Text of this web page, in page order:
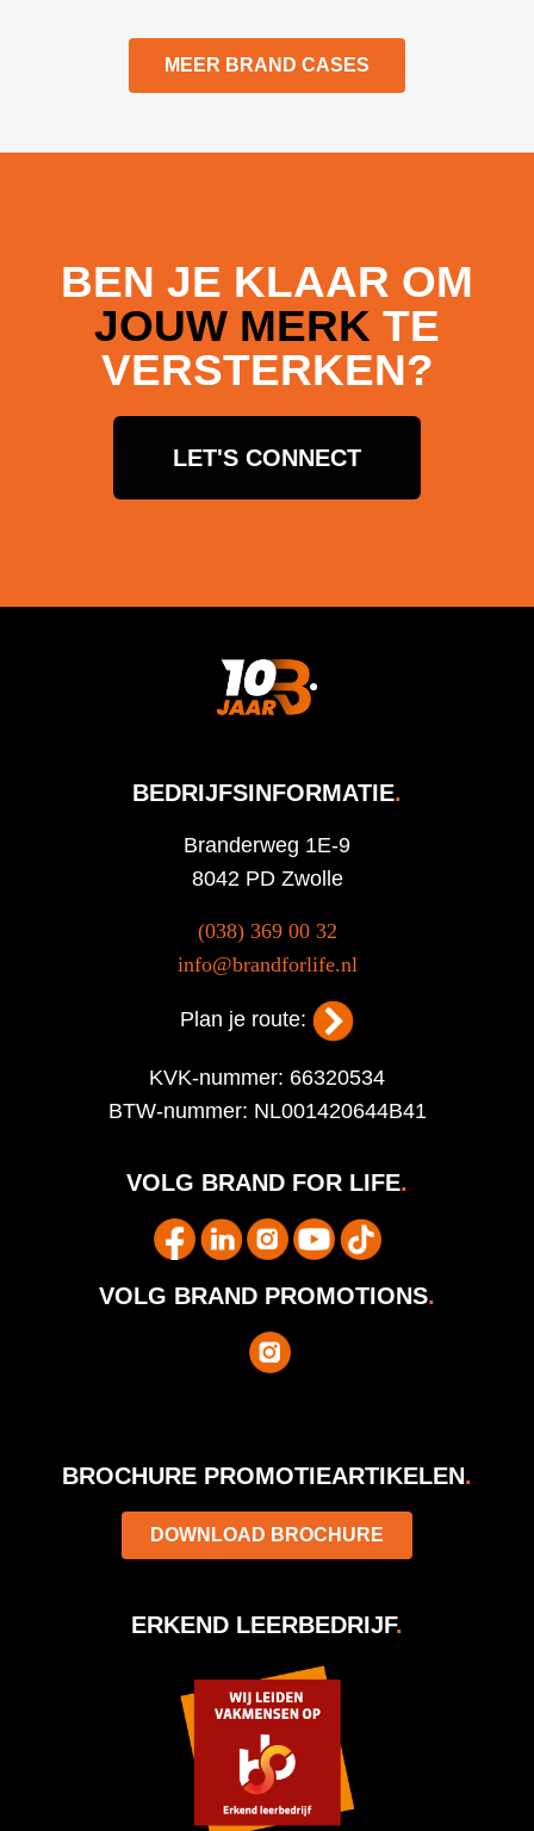
MEER BRAND CASES
BEN JE KLAAR OM
JOUW MERK TE
VERSTERKEN?
LET'S CONNECT
BEDRIJFSINFORMATIE.
Branderweg 1E-9
8042 PD Zwolle
(038) 369 00 32
info@brandforlife.nl
Plan je route:
KVK-nummer: 66320534
BTW-nummer: NL001420644B41
VOLG BRAND FOR LIFE.
VOLG BRAND PROMOTIONS.
BROCHURE PROMOTIEARTIKELEN.
DOWNLOAD BROCHURE
ERKEND LEERBEDRIJF.